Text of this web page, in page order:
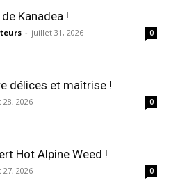
Kanadea !
- juillet 31, 2026 0
délices et maîtrise !
2026 0
Hot Alpine Weed !
2026 0